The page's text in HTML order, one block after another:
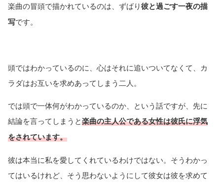
楽曲の冒頭で描かれているのは、ずばり彼と過ごす一夜の描
写です。
頭ではわかっているのに、心はそれに追いついてなくて、カ
ラダはお互いを求めあってしまう二人。
では頭で一体何がわかっているのか、という話ですが、先に
結論を言ってしまうと楽曲の主人公である女性は彼氏に浮気
をされています。
彼は本当に私を愛してくれているわけではない。そうわかっ
てはいるけれど、そう思わないようにして彼女は彼を求めて